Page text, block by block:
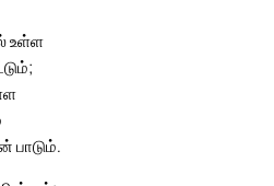
உள்ள
பாடும்.